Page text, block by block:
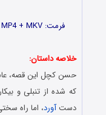
خلاصه داستان:
حسن کچل این قصه،
که شده از تنبلی و
دستآورد، اما راه